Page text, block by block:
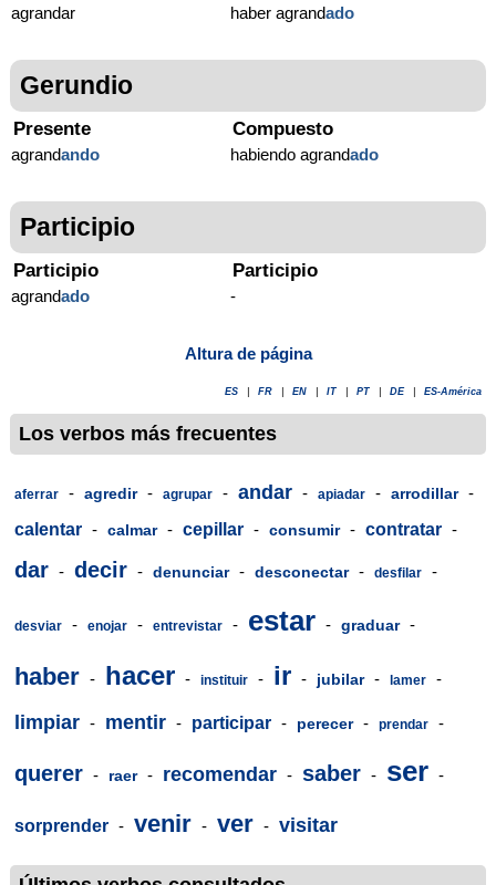
agrandar haber agrandado
Gerundio
Presente
agrandando
Compuesto
habiendo agrandado
Participio
Participio
agrandado
Participio
-
Altura de página
ES FR EN IT PT DE ES-América
Los verbos más frecuentes
aferrar - agredir - agrupar - andar - apiadar - arrodillar -
calentar - calmar - cepillar - consumir - contratar -
dar - decir - denunciar - desconectar - desfilar -
desviar - enojar - entrevistar - estar - graduar -
haber - hacer - instituir - ir - jubilar - lamer -
limpiar - mentir - participar - perecer - prendar -
querer - raer - recomendar - saber - ser -
sorprender - venir - ver - visitar